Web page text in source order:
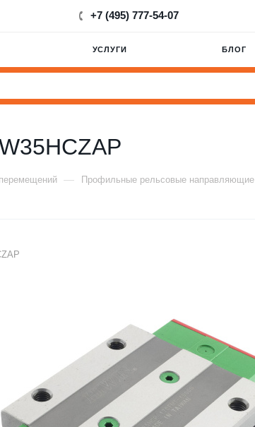
+7 (495) 777-54-07
УСЛУГИ БЛОГ
— Профильные рельсовые направляющие